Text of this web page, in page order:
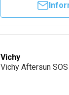
Vichy
Vichy Aftersun